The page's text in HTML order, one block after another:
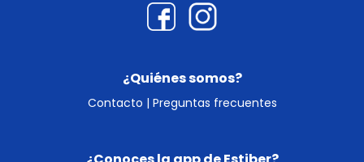
¿Quiénes somos?
Contacto | Preguntas frecuentes